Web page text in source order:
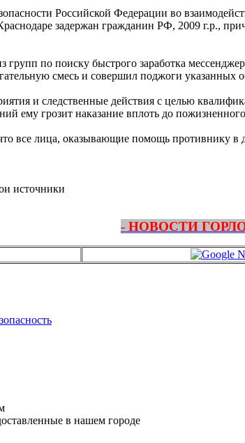
Российской Федерации во
задержан гражданин РФ, 2009 г.р.,
групп по поиску быстрого заработка
смесь и совершил поджоги указанных
и следственные действия с целью
ему грозит наказание вплоть до
все лица, оказывающие помощь противнику в
источники
- НОВОСТИ
в нашем городе